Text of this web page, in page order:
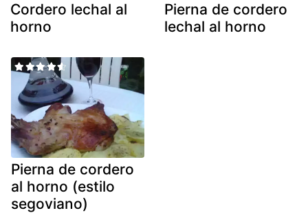
Cordero lechal al
horno
Pierna de cordero
lechal al horno
Pierna de cordero
al horno (estilo
segoviano)